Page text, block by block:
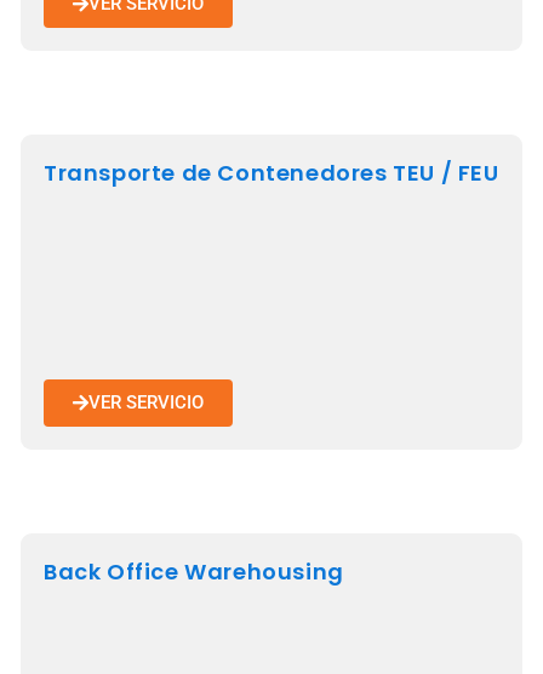
Transporte de Contenedores TEU / FEU
VER SERVICIO
Back Office Warehousing